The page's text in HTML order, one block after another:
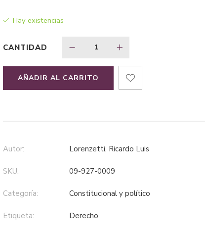
Hay existencias
CANTIDAD
AÑADIR AL CARRITO
Autor: Lorenzetti, Ricardo Luis
SKU: 09-927-0009
Categoría: constitucional y político
Etiqueta: derecho